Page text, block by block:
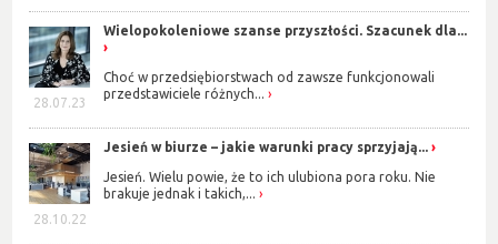
28.07.23
Wielopokoleniowe szanse przyszłości. Szacunek dla...
Choć w przedsiębiorstwach od zawsze funkcjonowali
przedstawiciele różnych...
28.10.22
Jesień w biurze – jakie warunki pracy sprzyjają...
Jesień. Wielu powie, że to ich ulubiona pora roku. Nie
brakuje jednak i takich,...